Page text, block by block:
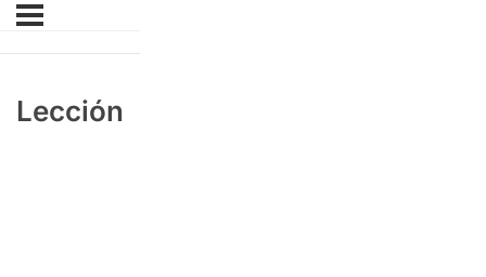
Lección